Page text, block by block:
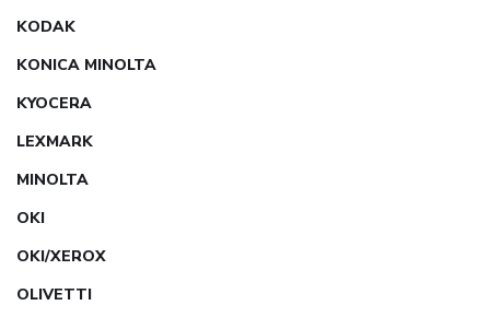
KODAK
KONICA MINOLTA
KYOCERA
LEXMARK
MINOLTA
OKI
OKI/XEROX
OLIVETTI